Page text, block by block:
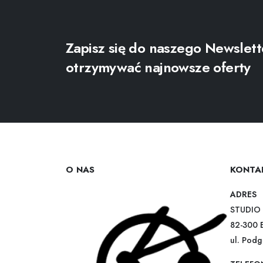
Zapisz się do naszego
otrzymywać najnowsze oferty
O NAS
ADRES
82-300
ul.